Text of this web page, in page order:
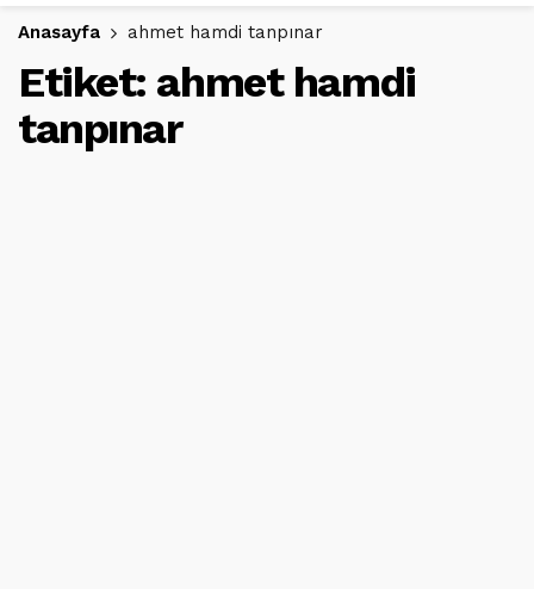
Anasayfa ahmet hamdi tanpınar
Etiket: ahmet hamdi
tanpınar